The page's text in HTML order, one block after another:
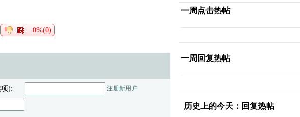
0%(0)
): 注册新用户
一周点击热帖
一周回复热帖
历史上的今天：回复热帖